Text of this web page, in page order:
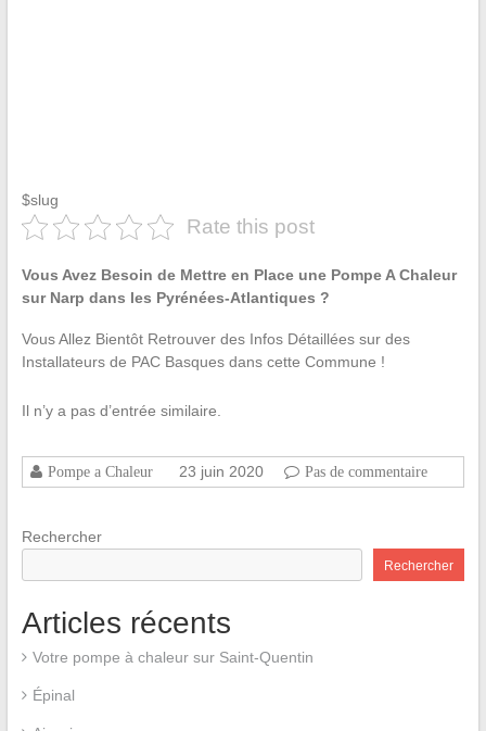
$slug
Rate this post
Vous Avez Besoin de Mettre en Place une Pompe A Chaleur
sur Narp dans les Pyrénées-Atlantiques ?
Vous Allez Bientôt Retrouver des Infos Détaillées sur des
Installateurs de PAC Basques dans cette Commune !
Il n’y a pas d’entrée similaire.
Pompe a Chaleur 23 juin 2020 Pas de commentaire
Rechercher
Rechercher
Articles récents
Votre pompe à chaleur sur Saint-Quentin
Épinal